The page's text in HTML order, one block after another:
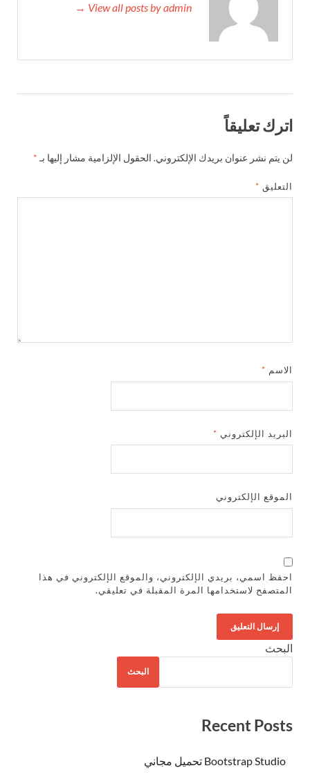
View all posts by admin →
اترك تعليقاً
لن يتم نشر عنوان بريدك الإلكتروني. الحقول الإلزامية مشار إليها بـ *
التعليق *
الاسم *
البريد الإلكتروني *
الموقع الإلكتروني
احفظ اسمي، بريدي الإلكتروني، والموقع الإلكتروني في هذا
المتصفح لاستخدامها المرة المقبلة في تعليقي.
البحث
البحث
Recent Posts
Bootstrap Studio تحميل مجاني